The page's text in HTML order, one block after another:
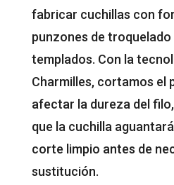
fabricar cuchillas con
punzones de troquelado
templados. Con la
Charmilles, cortamos el
afectar la dureza del
que la cuchilla
corte limpio antes de
sustitución.